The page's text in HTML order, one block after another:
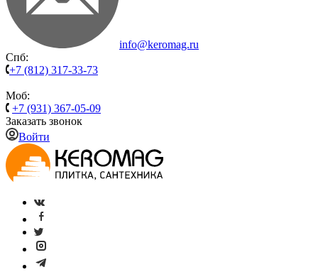
info@keromag.ru
Спб:
+7 (812) 317-33-73
Моб:
+7 (931) 367-05-09
Заказать звонок
Войти